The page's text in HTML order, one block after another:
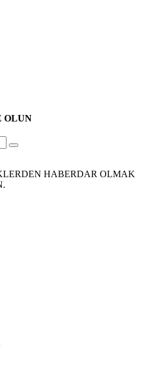
OLUN
HABERDAR OLMAK